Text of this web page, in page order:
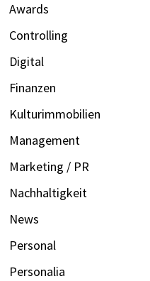
Awards
Controlling
Digital
Finanzen
Kulturimmobilien
Management
Marketing / PR
Nachhaltigkeit
News
Personal
Personalia